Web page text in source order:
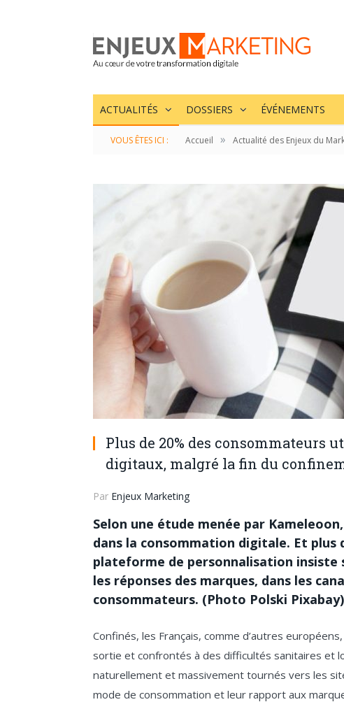
ACTUALITÉS DOSSIERS ÉVÉNEMENTS
VOUS ÊTES ICI : Accueil » Actualité des Enjeux du
Plus de 20% des consommateurs
digitaux, malgré la fin du
Par Enjeux Marketing
Selon une étude menée par
dans la consommation digitale. Et plus
plateforme de personnalisation insiste
les réponses des marques, dans les
consommateurs. (Photo Polski Pixabay)
Confinés, les Français, comme d’autres
sortie et confrontés à des difficultés sanitaires et
naturellement et massivement tournés vers les
mode de consommation et leur rapport aux